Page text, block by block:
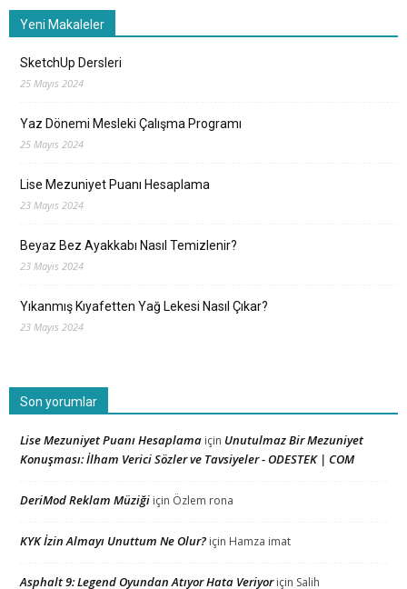
Yeni Makaleler
SketchUp Dersleri
25 Mayıs 2024
Yaz Dönemi Mesleki Çalışma Programı
25 Mayıs 2024
Lise Mezuniyet Puanı Hesaplama
23 Mayıs 2024
Beyaz Bez Ayakkabı Nasıl Temizlenir?
23 Mayıs 2024
Yıkanmış Kıyafetten Yağ Lekesi Nasıl Çıkar?
23 Mayıs 2024
Son yorumlar
Lise Mezuniyet Puanı Hesaplama için Unutulmaz Bir Mezuniyet
Konuşması: İlham Verici Sözler ve Tavsiyeler - ODESTEK | COM
DeriMod Reklam Müziği için Özlem rona
KYK İzin Almayı Unuttum Ne Olur? için Hamza imat
Asphalt 9: Legend Oyundan Atıyor Hata Veriyoriçin Salih